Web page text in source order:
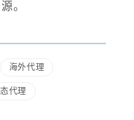
。
海外代理
代理